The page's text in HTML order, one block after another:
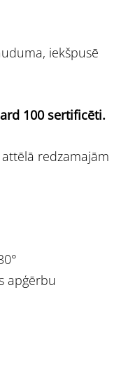
iekšpusē
100 sertificēti.
redzamajām
apģērbu